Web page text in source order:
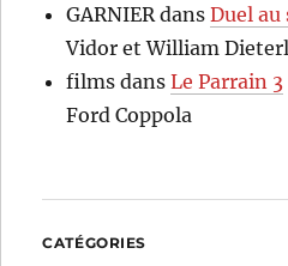
GARNIER dansDuel au
Vidor et William
films dansLe Parrain 3
Ford Coppola
CATÉGORIES